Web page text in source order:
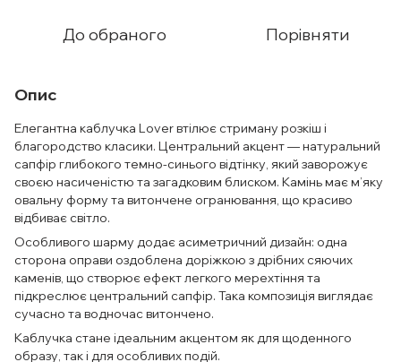
До обраного Порівняти
Опис
Елегантна каблучка Lover втілює стриману розкіш і
благородство класики. Центральний акцент — натуральний
сапфір глибокого темно-синього відтінку, який заворожує
своєю насиченістю та загадковим блиском. Камінь має м’яку
овальну форму та витончене огранювання, що красиво
відбиває світло.
Особливого шарму додає асиметричний дизайн: одна
сторона оправи оздоблена доріжкою з дрібних сяючих
каменів, що створює ефект легкого мерехтіння та
підкреслює центральний сапфір. Така композиція виглядає
сучасно та водночас витончено.
Каблучка стане ідеальним акцентом як для щоденного
образу, так і для особливих подій.